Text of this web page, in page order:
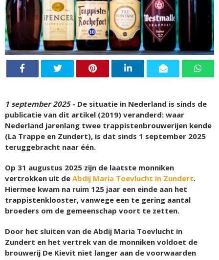
1 september 2025- De situatie in Nederland is sinds de
publicatie van dit artikel (2019) veranderd: waar
Nederland jarenlang twee trappistenbrouwerijen kende
(La Trappe en Zundert), is dat sinds 1 september 2025
teruggebracht naar één.
Op 31 augustus 2025 zijn de laatste monniken
vertrokken uit de Abdij Maria Toevlucht in Zundert.
Hiermee kwam na ruim 125 jaar een einde aan het
trappistenklooster, vanwege een te gering aantal
broeders om de gemeenschap voort te zetten.
Door het sluiten van de Abdij Maria Toevlucht in
Zundert en het vertrek van de monniken voldoet de
brouwerij De Kievit niet langer aan de voorwaarden